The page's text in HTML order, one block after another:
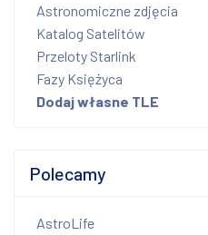
Astronomiczne zdjęcia
Katalog Satelitów
Przeloty Starlink
Fazy Księżyca
Dodaj własne TLE
Polecamy
AstroLife